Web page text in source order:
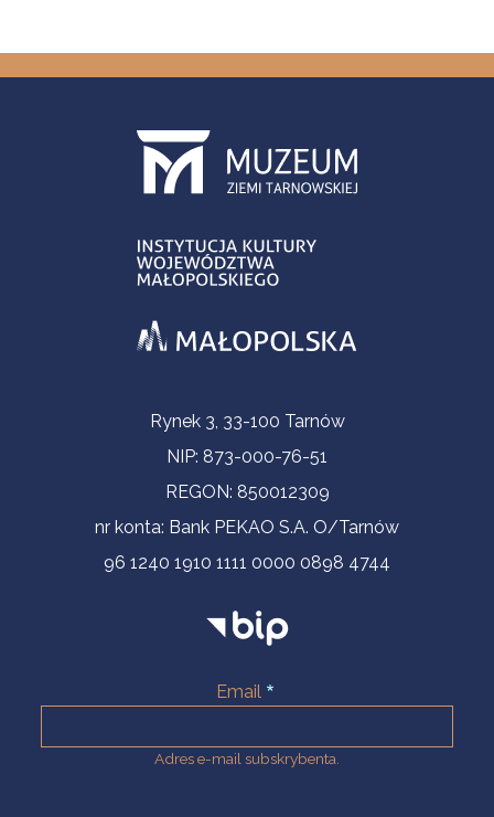
Informacje kontaktoweRynek 3, 33-100 Tarnów
NIP: 873-000-76-51
REGON: 850012309
nr konta: Bank PEKAO S.A. O/Tarnów
96 1240 1910 1111 0000 0898 4744
Email
Adres e-mail subskrybenta.